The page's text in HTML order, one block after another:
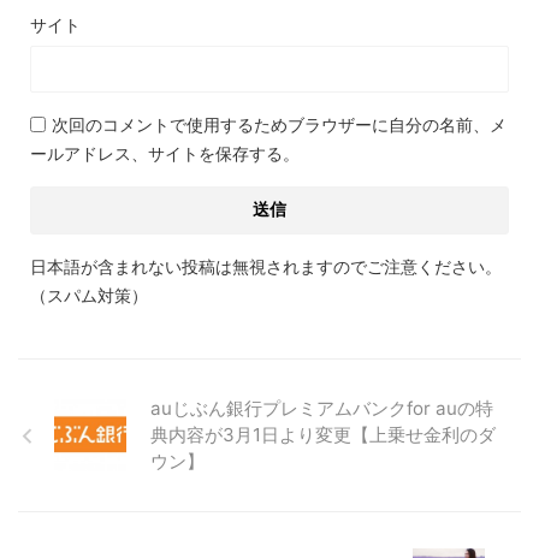
サイト
次回のコメントで使用するためブラウザーに自分の名前、メ
ールアドレス、サイトを保存する。
日本語が含まれない投稿は無視されますのでご注意ください。
（スパム対策）
auじぶん銀行プレミアムバンクfor auの特
典内容が3月1日より変更【上乗せ金利のダ
ウン】